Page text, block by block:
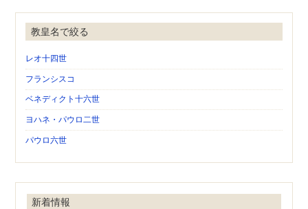
教皇名で絞る
レオ十四世
フランシスコ
ベネディクト十六世
ヨハネ・パウロ二世
パウロ六世
新着情報